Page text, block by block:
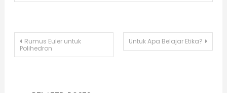
Post
Rumus Euler untuk
Polihedron
Untuk Apa Belajar Etika?